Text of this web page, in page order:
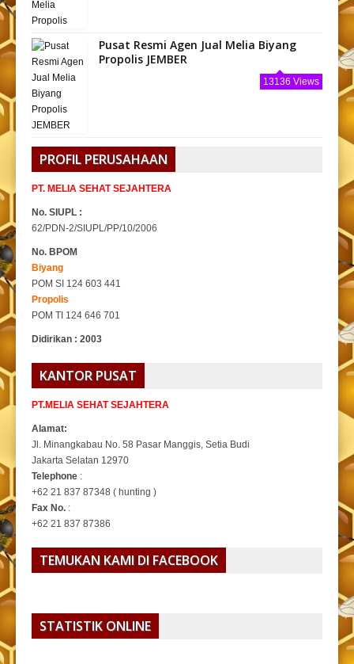
Pusat Resmi Agen Jual Melia Biyang
Propolis JEMBER
13136 Views
PROFIL PERUSAHAAN
PT. MELIA SEHAT SEJAHTERA
No. SIUPL :
62/PDN-2/SIUPL/PP/10/2006
No. BPOM
Biyang
POM SI 124 603 441
Propolis
POM TI 124 646 701
Didirikan : 2003
KANTOR PUSAT
PT.MELIA SEHAT SEJAHTERA
Alamat:
Jl. Minangkabau No. 58 Pasar Manggis, Setia Budi
Jakarta Selatan 12970
Telephone :
+62 21 837 87348 ( hunting )
Fax No. :
+62 21 837 87386
TEMUKAN KAMI DI FACEBOOK
STATISTIK ONLINE